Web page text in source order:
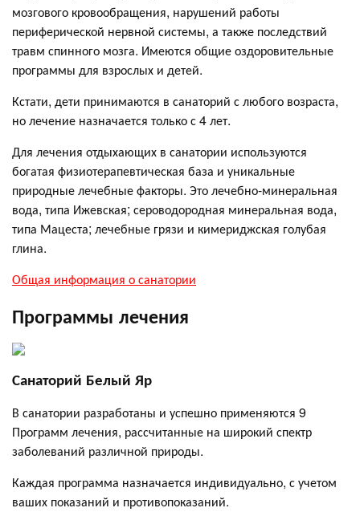
мозгового кровообращения, нарушений работы
периферической нервной системы, а также последствий
травм спинного мозга. Имеются общие оздоровительные
программы для взрослых и детей.
Кстати, дети принимаются в санаторий с любого возраста,
но лечение назначается только с 4 лет.
Для лечения отдыхающих в санатории используются
богатая физиотерапевтическая база и уникальные
природные лечебные факторы. Это лечебно-минеральная
вода, типа Ижевская; сероводородная минеральная вода,
типа Мацеста; лечебные грязи и кимериджская голубая
глина.
Общая информация о санатории
Программы лечения
Санаторий Белый Яр
В санатории разработаны и успешно применяются 9
Программ лечения, рассчитанные на широкий спектр
заболеваний различной природы.
Каждая программа назначается индивидуально, с учетом
ваших показаний и противопоказаний.